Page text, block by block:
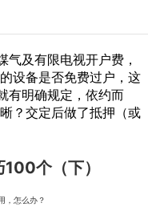
及有限电视开户费，
设备是否免费过户，这
有明确规定，依约而
？交定后做了抵押（或
个（下）
，怎么办？